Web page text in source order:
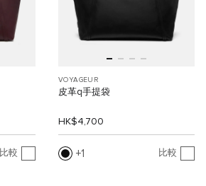
比較
VOYAGEUR
皮革q手提袋
HK$4,700
1 比較